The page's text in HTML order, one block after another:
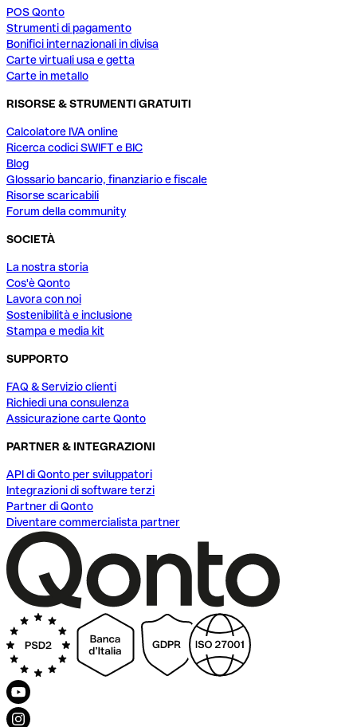
POS Qonto
Strumenti di pagamento
Bonifici internazionali in divisa
Carte virtuali usa e getta
Carte in metallo
RISORSE & STRUMENTI GRATUITI
Calcolatore IVA online
Ricerca codici SWIFT e BIC
Blog
Glossario bancario, finanziario e fiscale
Risorse scaricabili
Forum della community
SOCIETÀ
La nostra storia
Cos'è Qonto
Lavora con noi
Sostenibilità e inclusione
Stampa e media kit
SUPPORTO
FAQ & Servizio clienti
Richiedi una consulenza
Assicurazione carte Qonto
PARTNER & INTEGRAZIONI
API di Qonto per sviluppatori
Integrazioni di software terzi
Partner di Qonto
Diventare commercialista partner